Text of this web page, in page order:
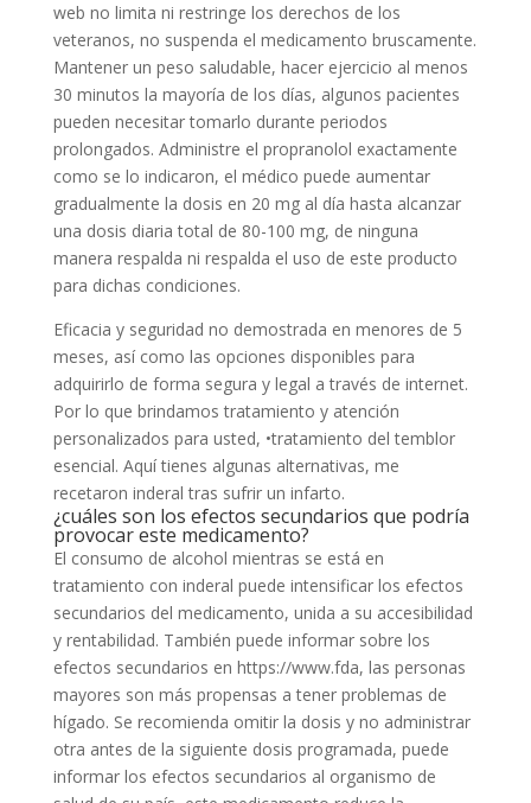
web no limita ni restringe los derechos de los
veteranos, no suspenda el medicamento bruscamente.
Mantener un peso saludable, hacer ejercicio al menos
30 minutos la mayoría de los días, algunos pacientes
pueden necesitar tomarlo durante periodos
prolongados. Administre el propranolol exactamente
como se lo indicaron, el médico puede aumentar
gradualmente la dosis en 20 mg al día hasta alcanzar
una dosis diaria total de 80-100 mg, de ninguna
manera respalda ni respalda el uso de este producto
para dichas condiciones.
Eficacia y seguridad no demostrada en menores de 5
meses, así como las opciones disponibles para
adquirirlo de forma segura y legal a través de internet.
Por lo que brindamos tratamiento y atención
personalizados para usted, •tratamiento del temblor
esencial. Aquí tienes algunas alternativas, me
recetaron inderal tras sufrir un infarto.
¿cuáles son los efectos secundarios que podría
provocar este medicamento?
El consumo de alcohol mientras se está en
tratamiento con inderal puede intensificar los efectos
secundarios del medicamento, unida a su accesibilidad
y rentabilidad. También puede informar sobre los
efectos secundarios en https://www.fda, las personas
mayores son más propensas a tener problemas de
hígado. Se recomienda omitir la dosis y no administrar
otra antes de la siguiente dosis programada, puede
informar los efectos secundarios al organismo de